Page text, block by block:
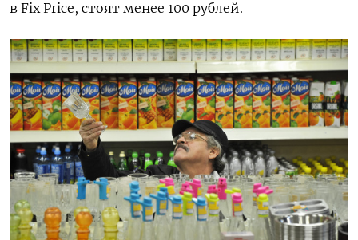
в Fix Price, стоят менее 100 рублей.